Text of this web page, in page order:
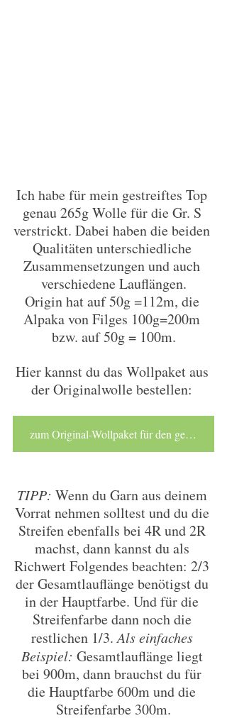
Ich habe für mein gestreiftes Top
genau 265g Wolle für die Gr. S
verstrickt. Dabei haben die beiden
Qualitäten unterschiedliche
Zusammensetzungen und auch
verschiedene Lauflängen.
Origin hat auf 50g =112m, die
Alpaka von Filges 100g=200m
bzw. auf 50g = 100m.
Hier kannst du das Wollpaket aus
der Originalwolle bestellen:
zum Original-Wollpaket für den gestreiften GIGI-Pulli/fein mit Kurzarm
TIPP: Wenn du Garn aus deinem
Vorrat nehmen solltest und du die
Streifen ebenfalls bei 4R und 2R
machst, dann kannst du als
Richwert Folgendes beachten: 2/3
der Gesamtlauflänge benötigst du
in der Hauptfarbe. Und für die
Streifenfarbe dann noch die
restlichen 1/3. Als einfaches
Beispiel: Gesamtlauflänge liegt
bei 900m, dann brauchst du für
die Hauptfarbe 600m und die
Streifenfarbe 300m.